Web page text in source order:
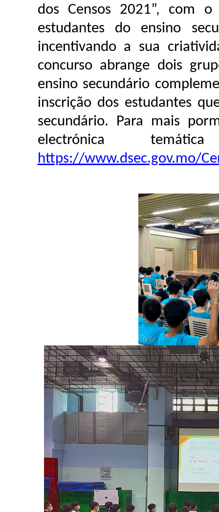
dos Censos 2021”, com
estudantes do ensino
incentivando a sua
concurso abrange dois
ensino secundário
inscrição dos estudantes
secundário. Para mais
electrónica
https://www.dsec.gov.mo/